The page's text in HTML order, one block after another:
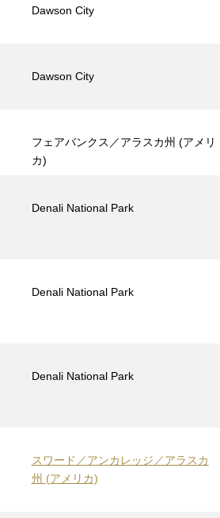
Dawson City
Dawson City
フェアバンクス／アラスカ州 (アメリ
カ)
Denali National Park
Denali National Park
Denali National Park
スワード／アンカレッジ／アラスカ
州 (アメリカ)